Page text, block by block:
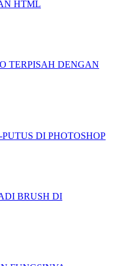
HTML
TERPISAH DENGAN
DI PHOTOSHOP
BRUSH DI